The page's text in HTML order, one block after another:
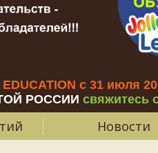
с 31 июля
РОССИИ свяжитесь
Новости